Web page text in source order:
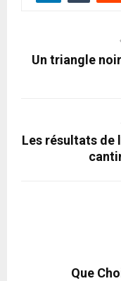
Un triangle
Les résultats de
Que